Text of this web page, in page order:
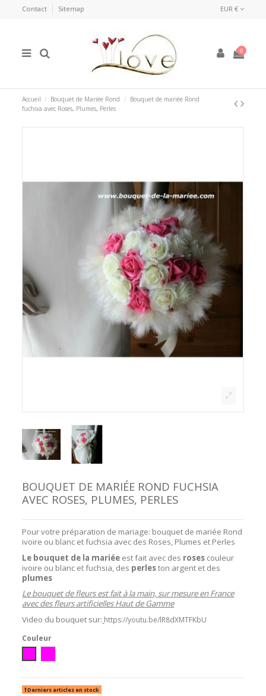
Contact Sitemap EUR €
0
Accueil Bouquet de Mariée Rond
Bouquet de mariée Rond
fuchsia avec Roses, Plumes, Perles
BOUQUET DE MARIÉE ROND FUCHSIA
AVEC ROSES, PLUMES, PERLES
Pour votre préparation de mariage: bouquet de mariée Rond
ivoire ou blanc et fuchsia avec des Roses, Plumes et Perles
Le bouquet de la mariée est fait avec des roses couleur
ivoire ou blanc et fuchsia, des perleston argent et des
plumes
Le bouquet de fleurs est fait à la main, sur mesure en France
avec des fleurs artificielles Haut de Gamme
Video du bouquet sur: https://youtu.be/lR8dXMTFKbU
Couleur
Derniers articles en stock